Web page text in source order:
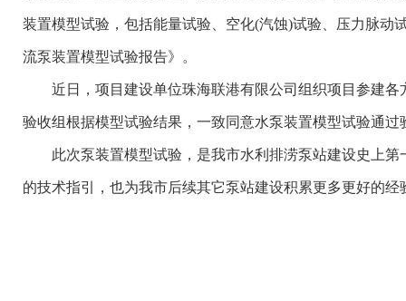
装置模型试验，包括能量试验、空化(汽蚀)试验、压力脉
流泵装置模型试验报告》。
近日，项目建设单位珠海联港有限公司组织项目参建各
验收组根据模型试验结果，一致同意水泵装置模型试验通过
此次泵装置模型试验， 是我市水利 排涝泵站建设史上第
的技术指引，也为我市后续其它泵站建设积累更多更好的经